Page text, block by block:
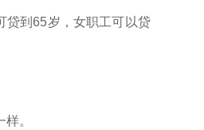
贷到65岁，女职工可以贷
。